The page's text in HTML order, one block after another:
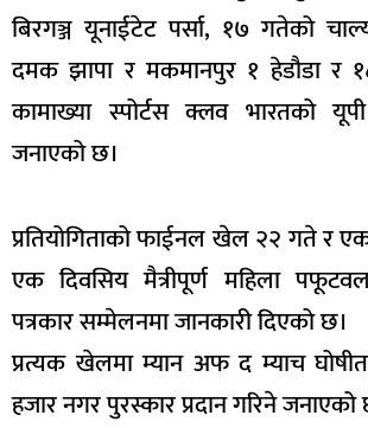
बिरगञ्ज यूनाईटेट पर्सा, १७ गतेको
दमक झापा र मकमानपुर १ हेडौडा र
कामाख्या स्पोर्टस क्लव भारतको
जनाएको छ।
प्रतियोगिताको फाईनल खेल २२ गते र
एक दिवसिय मैत्रीपूर्ण महिला पफूटवल
पत्रकार सम्मेलनमा जानकारी दिएको छ।
प्रत्यक खेलमा म्यान अफ द म्याच
हजार नगर पुरस्कार प्रदान गरिने जनाएको